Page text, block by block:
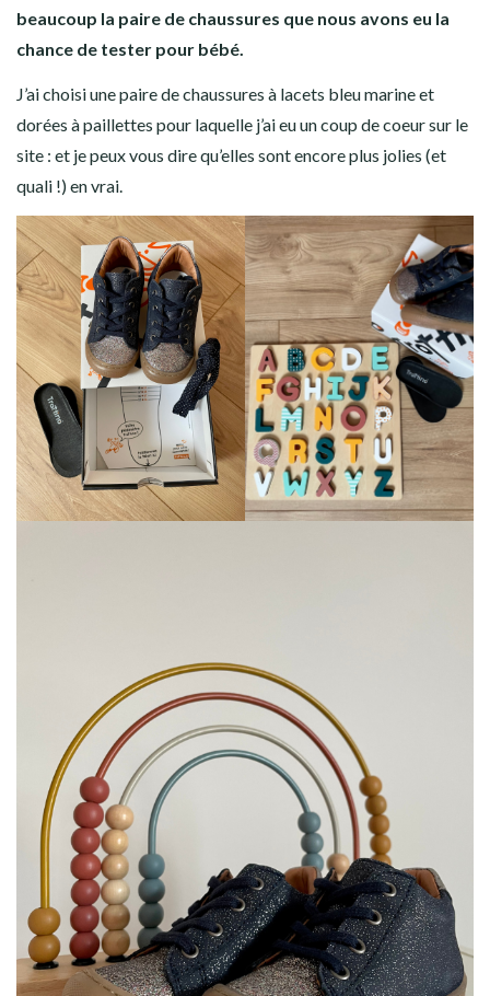
beaucoup la paire de chaussures que nous avons eu la
chance de tester pour bébé.
J’ai choisi une paire de chaussures à lacets bleu marine et
dorées à paillettes pour laquelle j’ai eu un coup de coeur sur le
site : et je peux vous dire qu’elles sont encore plus jolies (et
quali !) en vrai.